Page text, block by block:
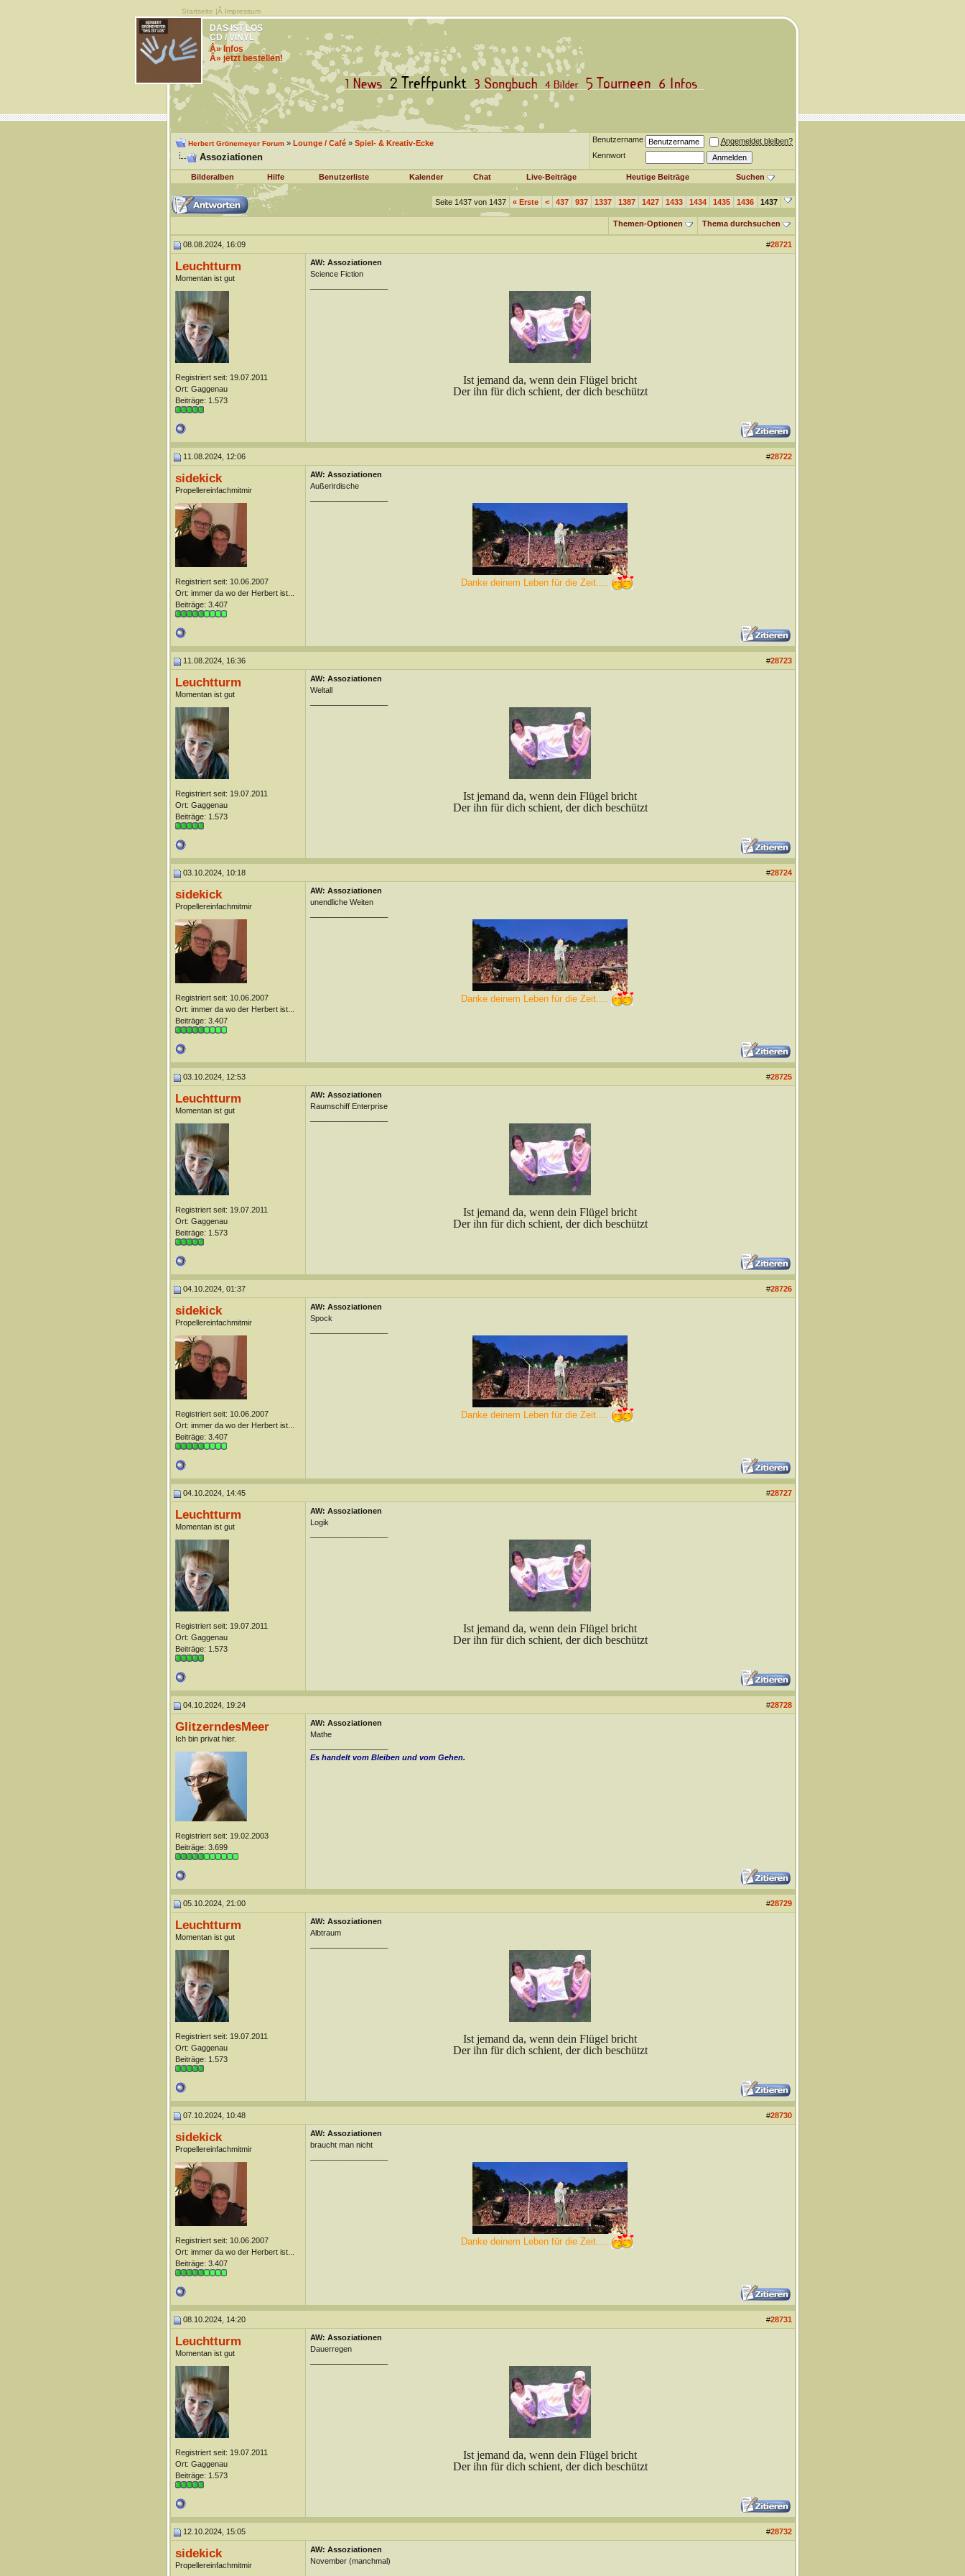
Startseite |Â Impressum
DAS IST LOS
CD / VINYL
Â» Infos
Â» jetzt bestellen!
Herbert Grönemeyer Forum» Lounge / Café» Spiel- & Kreativ-Ecke
Assoziationen
Benutzername
Angemeldet bleiben?
Kennwort
Bilderalben Hilfe Benutzerliste Kalender Chat Live-Beiträge Heutige Beiträge Suchen
Seite 1437 von 1437 «Erste < 437 937 1337 1387 1427 1433 1434 1435 1436 1437
Themen-Optionen Thema durchsuchen
08.08.2024, 16:09 #28721
Leuchtturm
Momentan ist gut
Registriert seit: 19.07.2011
Ort: Gaggenau
Beiträge: 1.573
AW: Assoziationen
Science Fiction
Ist jemand da, wenn dein Flügel bricht
Der ihn für dich schient, der dich beschützt
11.08.2024, 12:06 #28722
sidekick
Propellereinfachmitmir
Registriert seit: 10.06.2007
Ort: immer da wo der Herbert ist...
Beiträge: 3.407
AW: Assoziationen
Außerirdische
Danke deinem Leben für die Zeit....
11.08.2024, 16:36 #28723
Leuchtturm
Momentan ist gut
Registriert seit: 19.07.2011
Ort: Gaggenau
Beiträge: 1.573
AW: Assoziationen
Weltall
Ist jemand da, wenn dein Flügel bricht
Der ihn für dich schient, der dich beschützt
03.10.2024, 10:18 #28724
sidekick
Propellereinfachmitmir
Registriert seit: 10.06.2007
Ort: immer da wo der Herbert ist...
Beiträge: 3.407
AW: Assoziationen
unendliche Weiten
Danke deinem Leben für die Zeit....
03.10.2024, 12:53 #28725
Leuchtturm
Momentan ist gut
Registriert seit: 19.07.2011
Ort: Gaggenau
Beiträge: 1.573
AW: Assoziationen
Raumschiff Enterprise
Ist jemand da, wenn dein Flügel bricht
Der ihn für dich schient, der dich beschützt
04.10.2024, 01:37 #28726
sidekick
Propellereinfachmitmir
Registriert seit: 10.06.2007
Ort: immer da wo der Herbert ist...
Beiträge: 3.407
AW: Assoziationen
Spock
Danke deinem Leben für die Zeit....
04.10.2024, 14:45 #28727
Leuchtturm
Momentan ist gut
Registriert seit: 19.07.2011
Ort: Gaggenau
Beiträge: 1.573
AW: Assoziationen
Logik
Ist jemand da, wenn dein Flügel bricht
Der ihn für dich schient, der dich beschützt
04.10.2024, 19:24 #28728
GlitzerndesMeer
Ich bin privat hier.
Registriert seit: 19.02.2003
Beiträge: 3.699
AW: Assoziationen
Mathe
Es handelt vom Bleiben und vom Gehen.
05.10.2024, 21:00 #28729
Leuchtturm
Momentan ist gut
Registriert seit: 19.07.2011
Ort: Gaggenau
Beiträge: 1.573
AW: Assoziationen
Albtraum
Ist jemand da, wenn dein Flügel bricht
Der ihn für dich schient, der dich beschützt
07.10.2024, 10:48 #28730
sidekick
Propellereinfachmitmir
Registriert seit: 10.06.2007
Ort: immer da wo der Herbert ist...
Beiträge: 3.407
AW: Assoziationen
braucht man nicht
Danke deinem Leben für die Zeit....
08.10.2024, 14:20 #28731
Leuchtturm
Momentan ist gut
Registriert seit: 19.07.2011
Ort: Gaggenau
Beiträge: 1.573
AW: Assoziationen
Dauerregen
Ist jemand da, wenn dein Flügel bricht
Der ihn für dich schient, der dich beschützt
12.10.2024, 15:05 #28732
sidekick
Propellereinfachmitmir
AW: Assoziationen
November (manchmal)